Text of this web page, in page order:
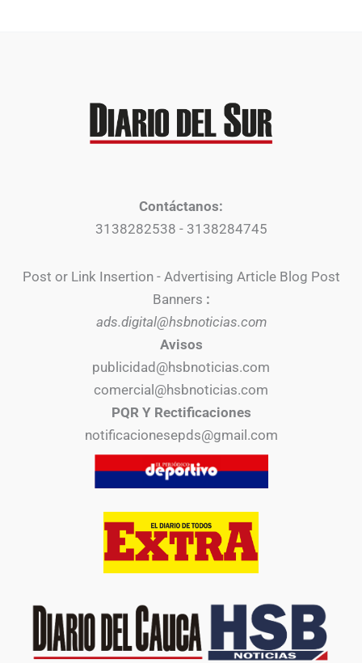
Contáctanos:
3138282538 - 3138284745
Post or Link Insertion - Advertising Article Blog Post
Banners :
ads.digital@hsbnoticias.com
Avisos
publicidad@hsbnoticias.com
comercial@hsbnoticias.com
PQR Y Rectificaciones
notificacionesepds@gmail.com